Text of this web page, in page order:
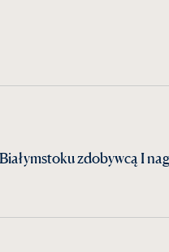
zdobywcą I